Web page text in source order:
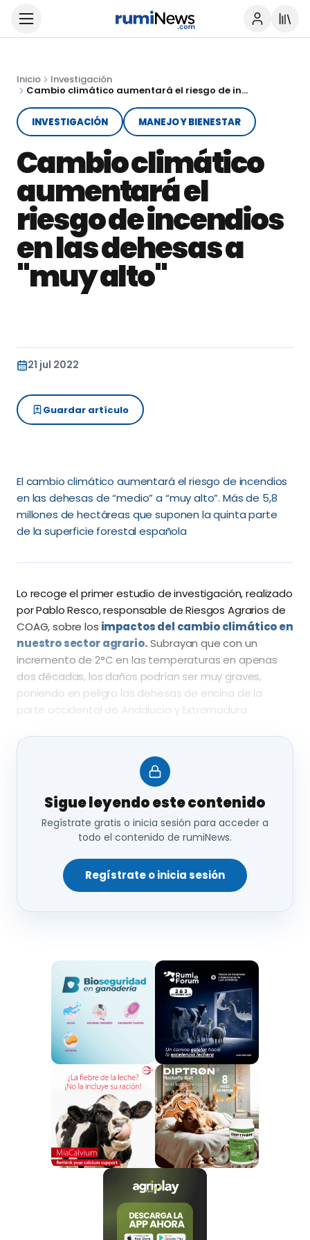
Inicio
Investigación
Cambio climático aumentará el riesgo de incendios en las dehesas a "muy alto"
INVESTIGACIÓN MANEJO Y BIENESTAR
Cambio climático
aumentará el
riesgo de incendios
en las dehesas a
"muy alto"
21 jul 2022
Guardar artículo
El cambio climático aumentará el riesgo de incendios
en las dehesas de “medio” a “muy alto”. Más de 5,8
millones de hectáreas que suponen la quinta parte
de la superficie forestal española
Lo recoge el primer estudio de investigación, realizado
por Pablo Resco, responsable de Riesgos Agrarios de
COAG, sobre los impactos del cambio climático en
nuestro sector agrario.Subrayan que con un
incremento de 2°C en las temperaturas en apenas
dos décadas, los daños podrían ser muy graves,
poniendo en peligro las dehesas de encina de la
parte occidental de Andalucía y Extremadura.
Aunque la dehesa está formada por bosques y
vegetación bien adaptada a las condiciones de la
, el aumento de las temperaturas y el
descenso de las precipitaciones aumentarán el
riesgo de incendios y la erosión,afectando
negativamente a la regeneración natural de especies
vegetales y debilitar las defensas frente a agentes
patógenos.
De hecho, se puede apreciar ya un
parece respaldar las conclusiones de otros estudios
que predicen una reducción general de la superficie
climáticamente adecuada de especies como la
encina, el roble albar y el alcornoque.
Los bosques adehesados suponen 5,8
millones de hectáreas, la quinta parte
de la superficie forestal española.
Con un incremento de 2°C en las
temperaturas los daños podrían ser
muy graves, poniendo en peligro las
dehesas de encina de la parte
occidental de Andalucía y
Extremadura.
Elaboración de COAG con datos de Copernicus
En el caso de los incendios, los modelos forestales
apuntan a un incremento de su frecuencia e
intensidad por elaumento de las temperaturas,
descenso de las precipitaciones, la acumulación
de combustible, la despoblación rural y los
planes de incendio
Sigue leyendo este contenido
Regístrate gratis o inicia sesión para acceder a
todo el contenido de rumiNews.
Regístrate o inicia sesión